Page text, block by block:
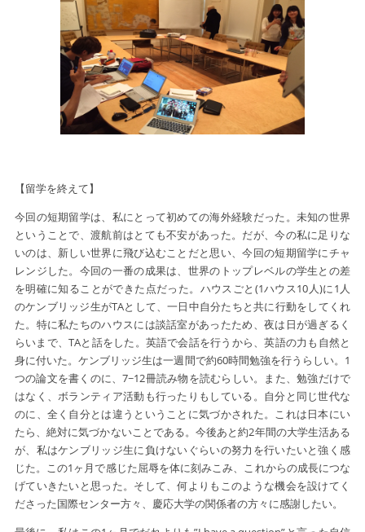
【留学を終えて】
今回の短期留学は、私にとって初めての海外経験だった。未知の世界
ということで、渡航前はとても不安があった。だが、今の私に足りな
いのは、新しい世界に飛び込むことだと思い、今回の短期留学にチャ
レンジした。今回の一番の成果は、世界のトップレベルの学生との差
を明確に知ることができた点だった。ハウスごと(1ハウス10人)に1人
のケンブリッジ生がTAとして、一日中自分たちと共に行動をしてくれ
た。特に私たちのハウスには談話室があったため、夜は日が過ぎるく
らいまで、TAと話をした。英語で会話を行うから、英語の力も自然と
身に付いた。ケンブリッジ生は一週間で約60時間勉強を行うらしい。1
つの論文を書くのに、7~12冊読み物を読むらしい。また、勉強だけで
はなく、ボランティア活動も行ったりもしている。自分と同じ世代な
のに、全く自分とは違うということに気づかされた。これは日本にい
たら、絶対に気づかないことである。今後あと約2年間の大学生活ある
が、私はケンブリッジ生に負けないぐらいの努力を行いたいと強く感
じた。この1ヶ月で感じた屈辱を体に刻みこみ、これからの成長につな
げていきたいと思った。そして、何よりもこのような機会を設けてく
ださった国際センター方々、慶応大学の関係者の方々に感謝したい。